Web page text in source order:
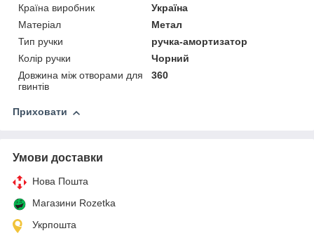
Країна виробник
Україна
Матеріал
Метал
Тип ручки
ручка-амортизатор
Колір ручки
Чорний
Довжина між отворами для
гвинтів
360
Приховати
Умови доставки
Нова Пошта
Магазини Rozetka
Укрпошта